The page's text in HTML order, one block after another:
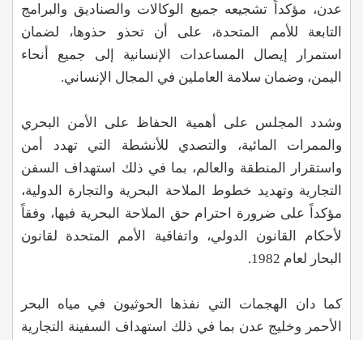
عدن، مؤكداً تشجيعه جميع الوكالات والصناديق والبرامج
التابعة للأمم المتحدة، على أن تحذو حذوها، لضمان
استمرار إيصال المساعدات الإنسانية إلى جميع أنحاء
اليمن، وضمان سلامة العاملين في المجال الإنساني.
وشدد المجلس على أهمية الحفاظ على الأمن البحري
والممرات المائية، والتصدي للأنشطة التي تهدد أمن
واستقرار المنطقة والعالم، بما في ذلك استهداف السفن
التجارية وتهديد خطوط الملاحة البحرية والتجارة الدولية،
مؤكداً على ضرورة احترام حق الملاحة البحرية فيها، وفقاً
لأحكام القانون الدولي، واتفاقية الأمم المتحدة لقانون
البحار لعام 1982.
كما دان الهجمات التي نفذها الحوثيون في مياه البحر
الأحمر وخليج عدن بما في ذلك استهداف السفينة التجارية